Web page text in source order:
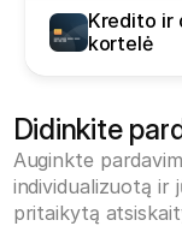
Kredito ir
kortelė
Didinkite
Auginkte
individualizuotą ir
pritaikytą